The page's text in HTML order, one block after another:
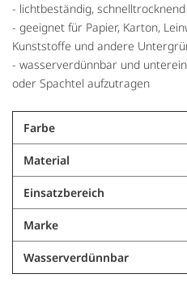
- lichtbeständig,
- geeignet für Papier, Karton,
Kunststoffe und andere
- wasserverdünnbar und
oder Spachtel aufzutragen
Farbe
Material
Einsatzbereich
Marke
Wasserverdünnbar